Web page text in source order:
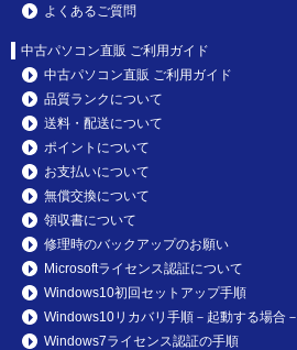
よくあるご質問
中古パソコン直販 ご利用ガイド
中古パソコン直販 ご利用ガイド
品質ランクについて
送料・配送について
ポイントについて
お支払いについて
無償交換について
領収書について
修理時のバックアップのお願い
Microsoftライセンス認証について
Windows10初回セットアップ手順
Windows10リカバリ手順－起動する場合－
Windows7ライセンス認証の手順